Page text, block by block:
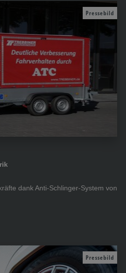
Pressebild
dank Anti-Schlinger-System von
Pressebild